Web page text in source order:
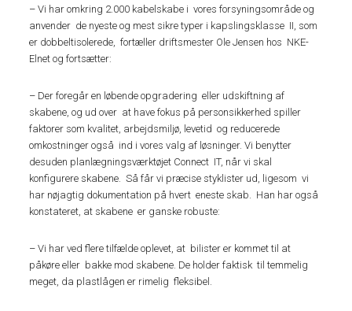
– Vi har omkring 2.000 kabelskabe i vores forsyningsområde og
anvender de nyeste og mest sikre typer i kapslingsklasse II, som
er dobbeltisolerede, fortæller driftsmester Ole Jensen hos NKE-
Elnet og fortsætter:
– Der foregår en løbende opgradering eller udskiftning af
skabene, og ud over at have fokus på personsikkerhed spiller
faktorer som kvalitet, arbejdsmiljø, levetid og reducerede
omkostninger også ind i vores valg af løsninger. Vi benytter
desuden planlægningsværktøjet Connect IT, når vi skal
konfigurere skabene. Så får vi præcise styklister ud, ligesom vi
har nøjagtig dokumentation på hvert eneste skab. Han har også
konstateret, at skabene er ganske robuste:
– Vi har ved flere tilfælde oplevet, at bilister er kommet til at
påkøre eller bakke mod skabene. De holder faktisk til temmelig
meget, da plastlågen er rimelig fleksibel.